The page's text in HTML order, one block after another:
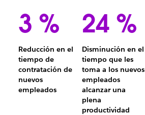
3 %
Reducción en el
tiempo de
contratación de
nuevos
empleados3 %
Reducción
24 %
Disminución en el
tiempo que les
toma a los nuevos
empleados
alcanzar una
plena
productividad